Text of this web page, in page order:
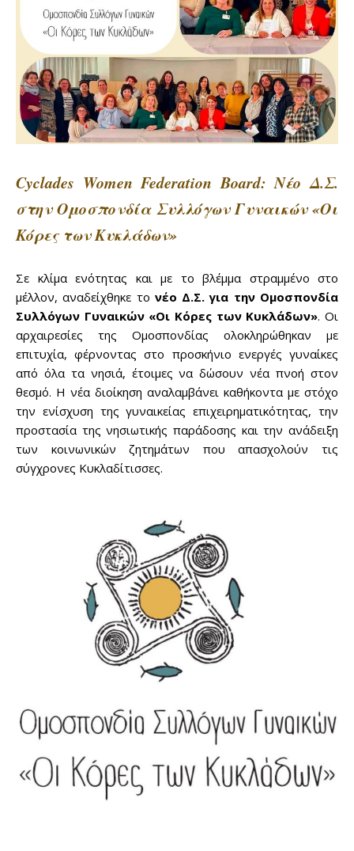
Cyclades Women Federation Board: Νέο Δ.Σ.
στην Ομοσπονδία Συλλόγων Γυναικών «Οι
Κόρες των Κυκλάδων»
Σε κλίμα ενότητας και με το βλέμμα στραμμένο στο
μέλλον, αναδείχθηκε το νέο Δ.Σ. για την Ομοσπονδία
Συλλόγων Γυναικών «Οι Κόρες των Κυκλάδων». Οι
αρχαιρεσίες της Ομοσπονδίας ολοκληρώθηκαν με
επιτυχία, φέρνοντας στο προσκήνιο ενεργές γυναίκες
από όλα τα νησιά, έτοιμες να δώσουν νέα πνοή στον
θεσμό. Η νέα διοίκηση αναλαμβάνει καθήκοντα με στόχο
την ενίσχυση της γυναικείας επιχειρηματικότητας, την
προστασία της νησιωτικής παράδοσης και την ανάδειξη
των κοινωνικών ζητημάτων που απασχολούν τις
σύγχρονες Κυκλαδίτισσες.